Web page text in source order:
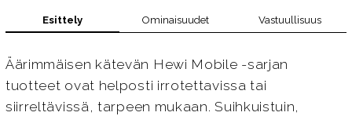
Esittely Ominaisuudet Vastuullisuus
Äärimmäisen kätevän Hewi Mobile -sarjan
tuotteet ovat helposti irrotettavissa tai
siirreltävissä, tarpeen mukaan. Suihkuistuin,